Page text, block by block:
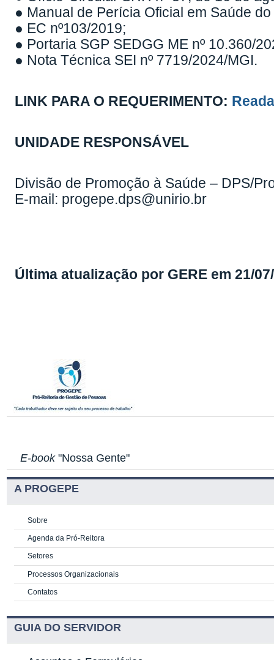
● Manual de Perícia Oficial em Saúde
● EC nº103/2019;
● Portaria SGP SEDGG ME nº 10.360/
● Nota Técnica SEI nº 7719/2024/MGI.
LINK PARA O REQUERIMENTO:
UNIDADE RESPONSÁVEL
Divisão de Promoção à Saúde – DPS/
E-mail: progepe.dps@unirio.br
Última atualização por GERE em 21/
E-book"Nossa Gente"
A PROGEPE
Sobre
Agenda da Pró-Reitora
Setores
Processos Organizacionais
Contatos
GUIA DO SERVIDOR